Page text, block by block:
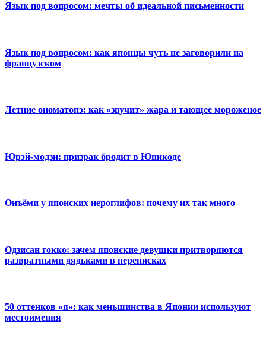
Язык под вопросом: мечты об идеальной письменности
Язык под вопросом: как японцы чуть не заговорили на
французском
Летние ономатопэ: как «звучит» жара и тающее мороженое
Юрэй-модзи: призрак бродит в Юникоде
Онъёми у японских иероглифов: почему их так много
Одзисан гокко: зачем японские девушки притворяются
развратными дядьками в переписках
50 оттенков «я»: как меньшинства в Японии используют
местоимения